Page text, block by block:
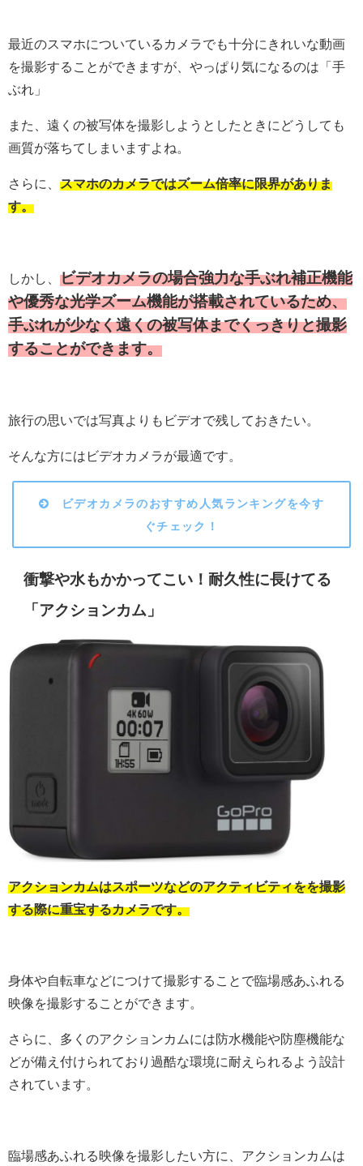
最近のスマホについているカメラでも十分にきれいな動画
を撮影することができますが、やっぱり気になるのは「手
ぶれ」
また、遠くの被写体を撮影しようとしたときにどうしても
画質が落ちてしまいますよね。
さらに、 スマホのカメラではズーム倍率に限界がありま
す。
しかし、 ビデオカメラの場合強力な手ぶれ補正機能
や優秀な光学ズーム機能が搭載されているため、
手ぶれが少なく遠くの被写体までくっきりと撮影
することができます。
旅行の思いでは写真よりもビデオで残しておきたい。
そんな方にはビデオカメラが最適です。
ビデオカメラのおすすめ人気ランキングを今す
ぐチェック！
衝撃や水もかかってこい！耐久性に長けてる
「アクションカム」
アクションカムはスポーツなどのアクティビティをを撮影
する際に重宝するカメラです。
身体や自転車などにつけて撮影することで臨場感あふれる
映像を撮影することができます。
さらに、多くのアクションカムには防水機能や防塵機能な
どが備え付けられており過酷な環境に耐えられるよう設計
されています。
臨場感あふれる映像を撮影したい方に、アクションカムは